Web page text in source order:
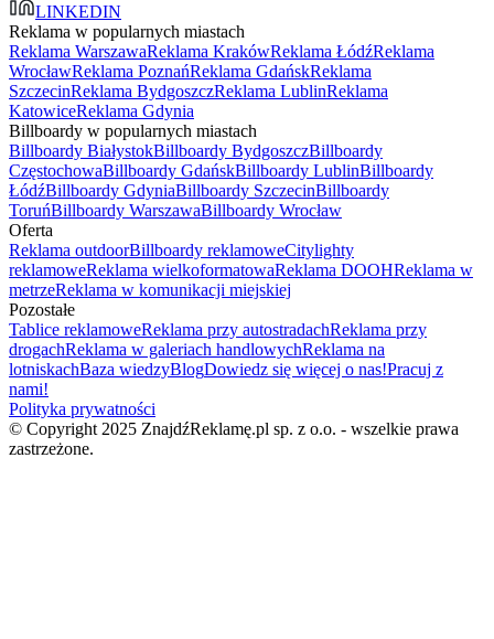
LINKEDIN
Reklama w popularnych miastach
Reklama WarszawaReklama KrakówReklama ŁódźReklama
WrocławReklama PoznańReklama GdańskReklama
SzczecinReklama BydgoszczReklama LublinReklama
KatowiceReklama Gdynia
Billboardy w popularnych miastach
Billboardy BiałystokBillboardy BydgoszczBillboardy
CzęstochowaBillboardy GdańskBillboardy LublinBillboardy
ŁódźBillboardy GdyniaBillboardy SzczecinBillboardy
ToruńBillboardy WarszawaBillboardy Wrocław
Oferta
Reklama outdoorBillboardy reklamoweCitylighty
reklamoweReklama wielkoformatowaReklama DOOHReklama w
metrzeReklama w komunikacji miejskiej
Pozostałe
Tablice reklamoweReklama przy autostradachReklama przy
drogachReklama w galeriach handlowychReklama na
lotniskachBaza wiedzyBlogDowiedz się więcej o nas!Pracuj z
nami!
Polityka prywatności
© Copyright 2025 ZnajdźReklamę.pl sp. z o.o. - wszelkie prawa
zastrzeżone.